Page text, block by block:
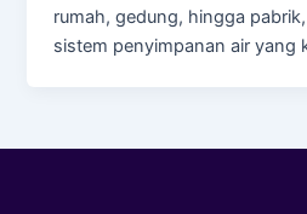
rumah, gedung, hingga
sistem penyimpanan air yang